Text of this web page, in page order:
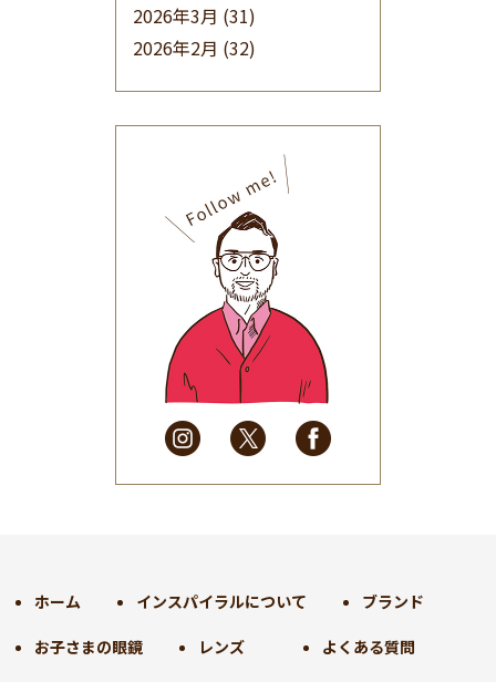
2026年3月 (31)
2026年2月 (32)
(32)
2025年9月(30)
2025年8月(31)
2025年7月(37)
2025年6月(48)
2025年5月
(41)
2025年4月
(32)
2025年3月(31)
2025年2月
(28)
2025年1月
(34)
2024年9月(30)
2024年7月(31)
ホーム インスパイラルについて ブランド
お子さまの眼鏡 レンズ よくある質問